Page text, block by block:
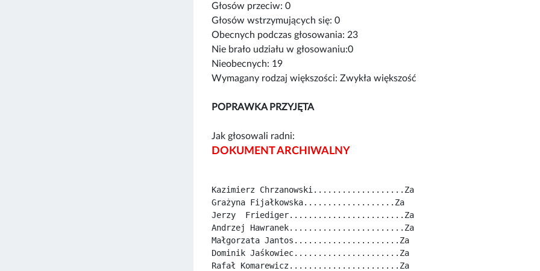
Głosów przeciw: 0
Głosów wstrzymujących się: 0
Obecnych podczas głosowania: 23
Nie brało udziału w głosowaniu:0
Nieobecnych: 19
Wymagany rodzaj większości: Zwykła większość
POPRAWKA PRZYJĘTA
Jak głosowali radni:
DOKUMENT ARCHIWALNY
Kazimierz Chrzanowski...................Za
Grażyna Fijałkowska...................Za
Jerzy  Friediger........................Za
Andrzej Hawranek........................Za
Małgorzata Jantos......................Za
Dominik Jaśkowiec......................Za
Rafał Komarewicz.......................Za